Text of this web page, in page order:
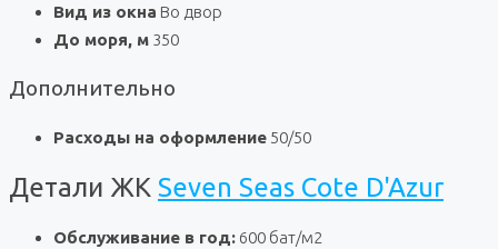
Вид из окна Во двор
До моря, м 350
Дополнительно
Расходы на оформление 50/50
Детали ЖК Seven Seas Cote D'Azur
Обслуживание в год: 600 бат/м2